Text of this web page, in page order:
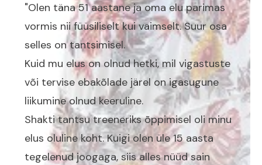
"Olen täna 51 aastane ja oma elu parimas
vormis nii füüsiliselt kui vaimselt. Suur osa
selles on tantsimisel.
Kuid mu elus on olnud hetki, mil vigastuste
või tervise ebakõlade järel on igasugune
liikumine olnud keeruline.
Shakti tantsu treeneriks õppimisel oli minu
elus oluline koht. Kuigi olen üle 15 aasta
tegelenud joogaga, siis alles nüüd sain